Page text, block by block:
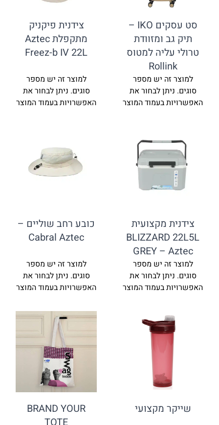
סט עסקים IKO –
תיק גב ומזוודת
טרולי עליה למטוס
Rollink
למוצר זה יש מספר
סוגים. ניתן לבחור את
האפשרויות בעמוד המוצר
צידנית פיקניק
מתקפלת Aztec
Freez-b IV 22L
למוצר זה יש מספר
סוגים. ניתן לבחור את
האפשרויות בעמוד המוצר
צידנית מקצועית
BLIZZARD 22L5L
GREY – Aztec
למוצר זה יש מספר
סוגים. ניתן לבחור את
האפשרויות בעמוד המוצר
כובע רחב שוליים –
Cabral Aztec
למוצר זה יש מספר
סוגים. ניתן לבחור את
האפשרויות בעמוד המוצר
שייקר מקצועי
BRAND YOUR